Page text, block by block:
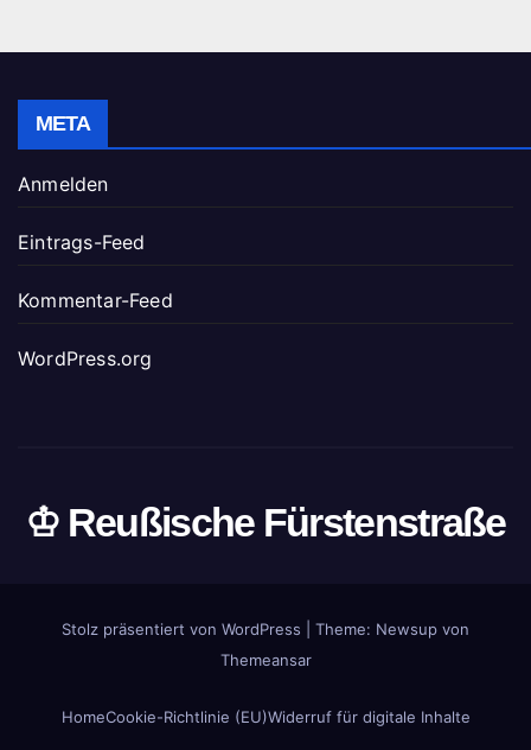
META
Anmelden
Eintrags-Feed
Kommentar-Feed
WordPress.org
♔ Reußische Fürstenstraße
Stolz präsentiert von WordPress
Theme: Newsup von
Themeansar
HomeCookie-Richtlinie (EU)Widerruf für digitale Inhalte